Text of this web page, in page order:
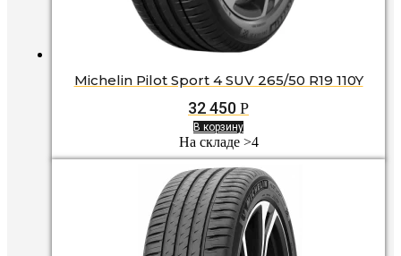
Michelin Pilot Sport 4 SUV 265/50 R19 110Y
32 450 Р
В корзину
На складе >4